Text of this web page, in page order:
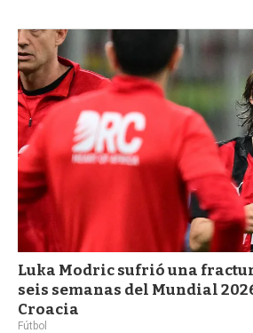
Luka Modric sufrió una
seis semanas del Mundial
Croacia
Fútbol